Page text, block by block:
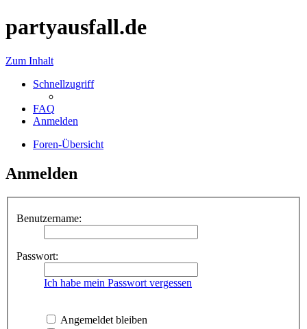
partyausfall.de
Zum Inhalt
Schnellzugriff
FAQ
Anmelden
Foren-Übersicht
Anmelden
Benutzername:
Passwort:
Ich habe mein Passwort vergessen
Angemeldet bleiben